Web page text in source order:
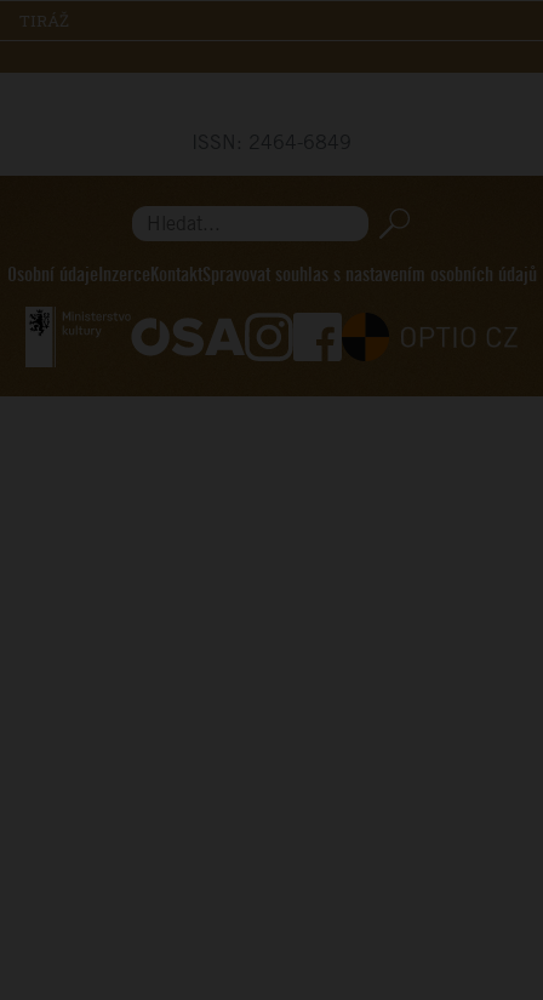
TIRÁŽ
Hledat...
Osobní údajeInzerceKontaktSpravovat souhlas s nastavením osobních údajů